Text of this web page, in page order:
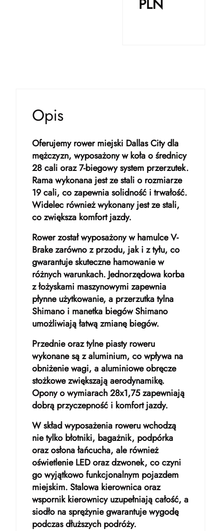
PLN
Opis
Oferujemy rower miejski Dallas City dla
mężczyzn, wyposażony w koła o średnicy
28 cali oraz 7-biegowy system przerzutek.
Rama wykonana jest ze stali o rozmiarze
19 cali, co zapewnia solidność i trwałość.
Widelec również wykonany jest ze stali,
co zwiększa komfort jazdy.
Rower został wyposażony w hamulce V-
Brake zarówno z przodu, jak i z tyłu, co
gwarantuje skuteczne hamowanie w
różnych warunkach. Jednorzędowa korba
z łożyskami maszynowymi zapewnia
płynne użytkowanie, a przerzutka tylna
Shimano i manetka biegów Shimano
umożliwiają łatwą zmianę biegów.
Przednie oraz tylne piasty roweru
wykonane są z aluminium, co wpływa na
obniżenie wagi, a aluminiowe obręcze
stożkowe zwiększają aerodynamikę.
Opony o wymiarach 28x1,75 zapewniają
dobrą przyczepność i komfort jazdy.
W skład wyposażenia roweru wchodzą
nie tylko błotniki, bagażnik, podpórka
oraz osłona łańcucha, ale również
oświetlenie LED oraz dzwonek, co czyni
go wyjątkowo funkcjonalnym pojazdem
miejskim. Stalowa kierownica oraz
wspornik kierownicy uzupełniają całość, a
siodło na sprężynie gwarantuje wygodę
podczas dłuższych podróży.